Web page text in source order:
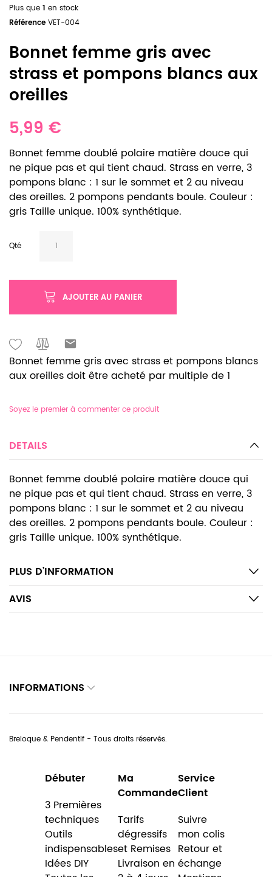
Plus que 1 en stock
Référence VET-004
Bonnet femme gris avec
strass et pompons blancs aux
oreilles
5,99 €
Bonnet femme doublé polaire matière douce qui
ne pique pas et qui tient chaud. Strass en verre, 3
pompons blanc : 1 sur le sommet et 2 au niveau
des oreilles. 2 pompons pendants boule. Couleur :
gris Taille unique. 100% synthétique.
Qté
AJOUTER AU PANIER
Bonnet femme gris avec strass et pompons blancs
aux oreilles doit être acheté par multiple de 1
Soyez le premier à commenter ce produit
DETAILS
Bonnet femme doublé polaire matière douce qui
ne pique pas et qui tient chaud. Strass en verre, 3
pompons blanc : 1 sur le sommet et 2 au niveau
des oreilles. 2 pompons pendants boule. Couleur :
gris Taille unique. 100% synthétique.
PLUS D’INFORMATION
AVIS
INFORMATIONS
Breloque & Pendentif - Tous droits réservés.
Débuter
3 Premières
techniques
Outils
indispensables
Idées DIY
Ma
Commande
Tarifs
dégressifs
et Remises
Livraison en
Service
Client
Suivre
mon colis
Retour et
échange